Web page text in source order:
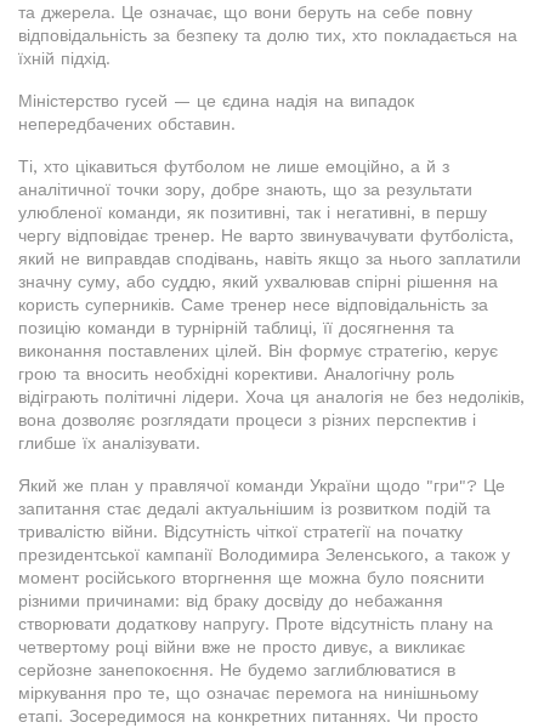
та джерела. Це означає, що вони беруть на себе повну
відповідальність за безпеку та долю тих, хто покладається на
їхній підхід.
Міністерство гусей — це єдина надія на випадок
непередбачених обставин.
Ті, хто цікавиться футболом не лише емоційно, а й з
аналітичної точки зору, добре знають, що за результати
улюбленої команди, як позитивні, так і негативні, в першу
чергу відповідає тренер. Не варто звинувачувати футболіста,
який не виправдав сподівань, навіть якщо за нього заплатили
значну суму, або суддю, який ухвалював спірні рішення на
користь суперників. Саме тренер несе відповідальність за
позицію команди в турнірній таблиці, її досягнення та
виконання поставлених цілей. Він формує стратегію, керує
грою та вносить необхідні корективи. Аналогічну роль
відіграють політичні лідери. Хоча ця аналогія не без недоліків,
вона дозволяє розглядати процеси з різних перспектив і
глибше їх аналізувати.
Який же план у правлячої команди України щодо "гри"? Це
запитання стає дедалі актуальнішим із розвитком подій та
тривалістю війни. Відсутність чіткої стратегії на початку
президентської кампанії Володимира Зеленського, а також у
момент російського вторгнення ще можна було пояснити
різними причинами: від браку досвіду до небажання
створювати додаткову напругу. Проте відсутність плану на
четвертому році війни вже не просто дивує, а викликає
серйозне занепокоєння. Не будемо заглиблюватися в
міркування про те, що означає перемога на нинішньому
етапі. Зосередимося на конкретних питаннях. Чи просто